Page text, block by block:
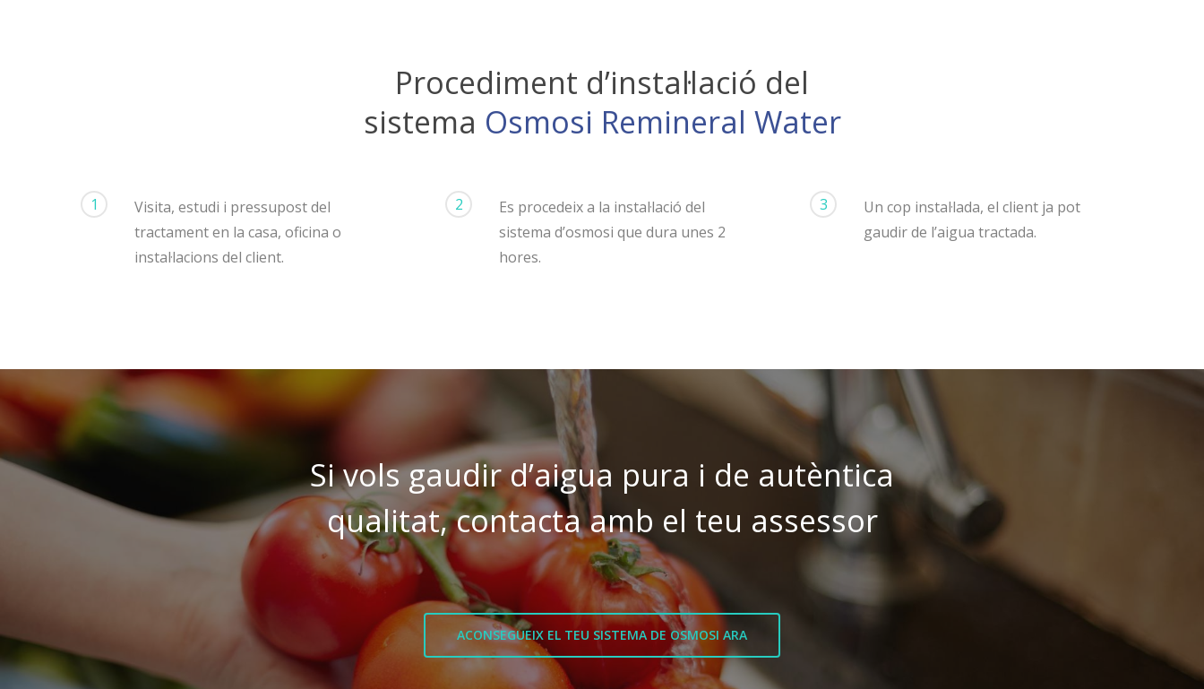
Procediment d’instal·lació del
sistema Osmosi Remineral Water
1
Visita, estudi i pressupost del
tractament en la casa, oficina o
instal·lacions del client.
2
Es procedeix a la instal·lació del
sistema d’osmosi que dura unes 2
hores.
3
Un cop instal·lada, el client ja pot
gaudir de l’aigua tractada.
Si vols gaudir d’aigua pura i de autèntica
qualitat, contacta amb el teu assessor
ACONSEGUEIX EL TEU SISTEMA DE OSMOSI ARA